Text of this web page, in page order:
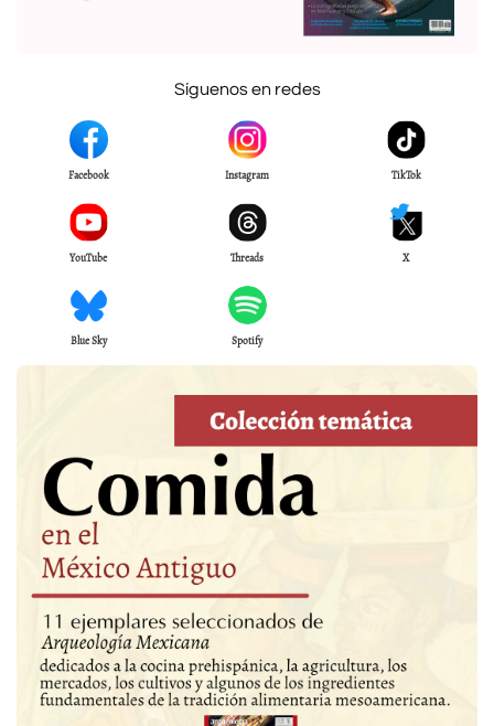
Síguenos en redes
Facebook Instagram TikTok
YouTube Threads X
Blue Sky Spotify